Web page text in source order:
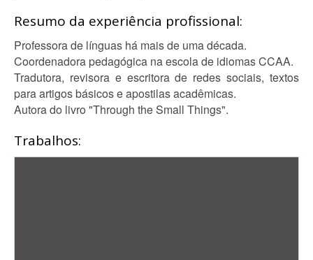
Resumo da experiência profissional:
Professora de línguas há mais de uma década.
Coordenadora pedagógica na escola de idiomas CCAA.
Tradutora, revisora e escritora de redes sociais, textos
para artigos básicos e apostilas acadêmicas.
Autora do livro "Through the Small Things".
Trabalhos: